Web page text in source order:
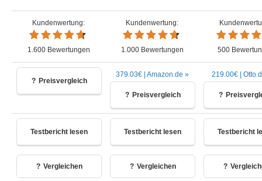
Kundenwertung:
1.600 Bewertungen
Kundenwertung:
1.000 Bewertungen 500
Preisvergleich
379.03€ | Amazon.de »
Preisvergleich
219.00€ |
Testbericht lesen
Vergleichen
Testbericht lesen
Vergleichen
Testbericht